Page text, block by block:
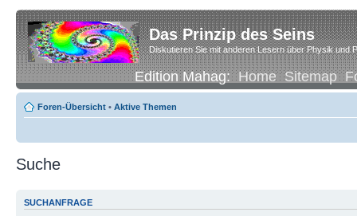
Das Prinzip des Seins
Diskutieren Sie mit anderen Lesern über Physik und
Edition Mahag:Home Sitemap
Foren-Übersicht • Aktive Themen
Suche
SUCHANFRAGE